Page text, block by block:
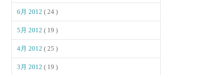
6月 2012( 24 )
5月 2012( 19 )
4月 2012( 25 )
3月 2012( 19 )